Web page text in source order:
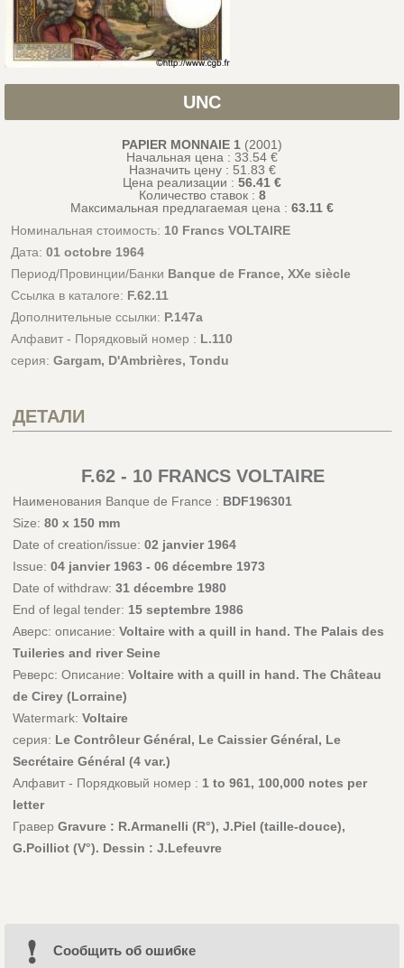
UNC
PAPIER MONNAIE 1 (2001)
Начальная цена : 33.54 €
Назначить цену : 51.83 €
Цена реализации : 56.41 €
Количество ставок : 8
Максимальная предлагаемая цена : 63.11 €
Номинальная стоимость: 10 Francs VOLTAIRE
Дата: 01 octobre 1964
Период/Провинции/Банки Banque de France, XXe siècle
Ссылка в каталоге: F.62.11
Дополнительные ссылки: P.147a
Алфавит - Порядковый номер : L.110
серия: Gargam, D'Ambrières, Tondu
ДЕТАЛИ
F.62 - 10 FRANCS VOLTAIRE
Наименования Banque de France : BDF196301
Size: 80 x 150 mm
Date of creation/issue: 02 janvier 1964
Issue: 04 janvier 1963 - 06 décembre 1973
Date of withdraw: 31 décembre 1980
End of legal tender: 15 septembre 1986
Аверс: описание: Voltaire with a quill in hand. The Palais des
Tuileries and river Seine
Реверс: Описание: Voltaire with a quill in hand. The Château
de Cirey (Lorraine)
Watermark: Voltaire
серия: Le Contrôleur Général, Le Caissier Général, Le
Secrétaire Général (4 var.)
Алфавит - Порядковый номер : 1 to 961, 100,000 notes per
letter
Гравер Gravure : R.Armanelli (R°), J.Piel (taille-douce),
G.Poilliot (V°). Dessin : J.Lefeuvre
Cообщить об ошибке